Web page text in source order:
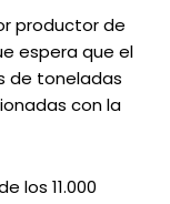
productor de
espera que el
de toneladas
con la
los 11.000